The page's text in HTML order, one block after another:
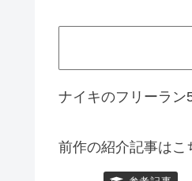
ナイキのフリーラン
前作の紹介記事はこ